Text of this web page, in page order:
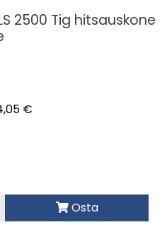
2500 Tig hitsauskone
€
Osta